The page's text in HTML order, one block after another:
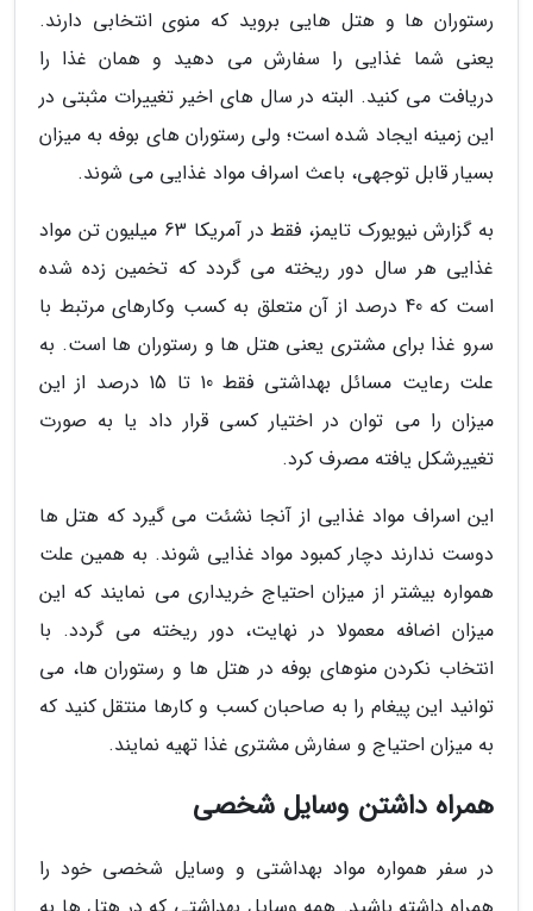
رستوران ها و هتل هایی بروید که منوی انتخابی دارند.
یعنی شما غذایی را سفارش می دهید و همان غذا را
دریافت می کنید. البته در سال های اخیر تغییرات مثبتی در
این زمینه ایجاد شده است؛ ولی رستوران های بوفه به میزان
بسیار قابل توجهی، باعث اسراف مواد غذایی می شوند.
به گزارش نیویورک تایمز، فقط در آمریکا 63 میلیون تن مواد
غذایی هر سال دور ریخته می گردد که تخمین زده شده
است که 40 درصد از آن متعلق به کسب وکارهای مرتبط با
سرو غذا برای مشتری یعنی هتل ها و رستوران ها است. به
علت رعایت مسائل بهداشتی فقط 10 تا 15 درصد از این
میزان را می توان در اختیار کسی قرار داد یا به صورت
تغییرشکل یافته مصرف کرد.
این اسراف مواد غذایی از آنجا نشئت می گیرد که هتل ها
دوست ندارند دچار کمبود مواد غذایی شوند. به همین علت
همواره بیشتر از میزان احتیاج خریداری می نمایند که این
میزان اضافه معمولا در نهایت، دور ریخته می گردد. با
انتخاب نکردن منوهای بوفه در هتل ها و رستوران ها، می
توانید این پیغام را به صاحبان کسب و کارها منتقل کنید که
به میزان احتیاج و سفارش مشتری غذا تهیه نمایند.
همراه داشتن وسایل شخصی
در سفر همواره مواد بهداشتی و وسایل شخصی خود را